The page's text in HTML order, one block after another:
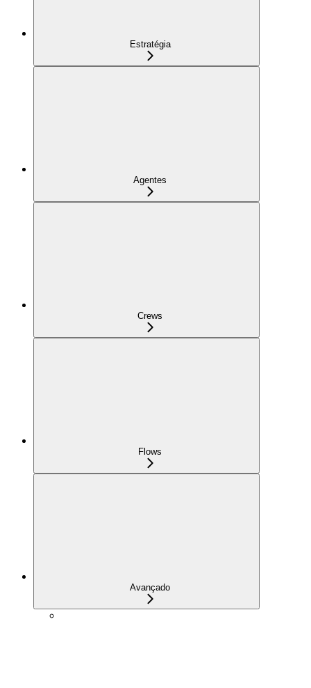
Estratégia
Agentes
Crews
Flows
Avançado